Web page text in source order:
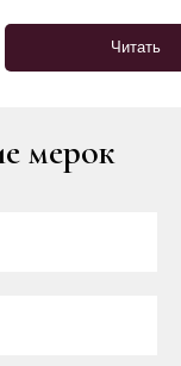
Читать
мерок